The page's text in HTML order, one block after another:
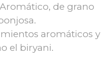
Aromático, de grano
aromáticos y
el biryani.